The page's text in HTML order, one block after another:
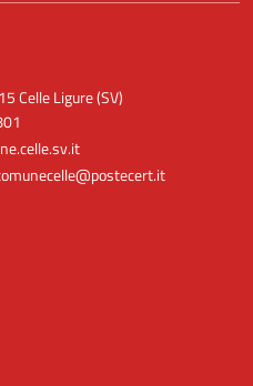
Celle Ligure (SV)